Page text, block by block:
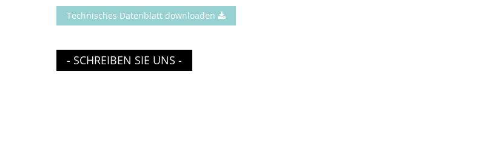
Technisches Datenblatt downloaden
- SCHREIBEN SIE UNS -